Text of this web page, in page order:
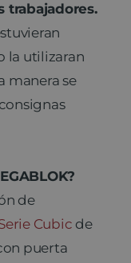
trabajadores.
la utilizaran
manera se
de
Cubic de
puerta